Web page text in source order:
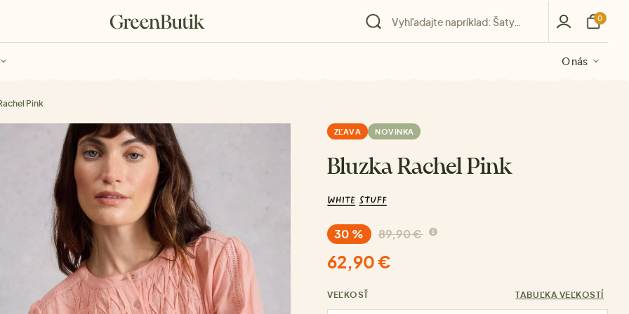
O nás
O nás
O nás
O nás
O nás
0
Pink
ZĽAVA NOVINKA
Bluzka Rachel Pink
30 % 89,90 €
62,90 €
VEĽKOSŤ TABUĽKA VEĽKOSTÍ